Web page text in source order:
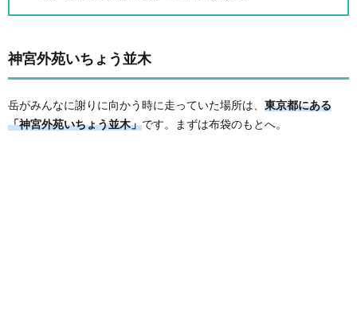
神宮外苑いちょう並木
岳がみんなに謝りに向かう時に走っていた場所は、 東京都にある
「神宮外苑いちょう並木」です。まずは布袋のもとへ。